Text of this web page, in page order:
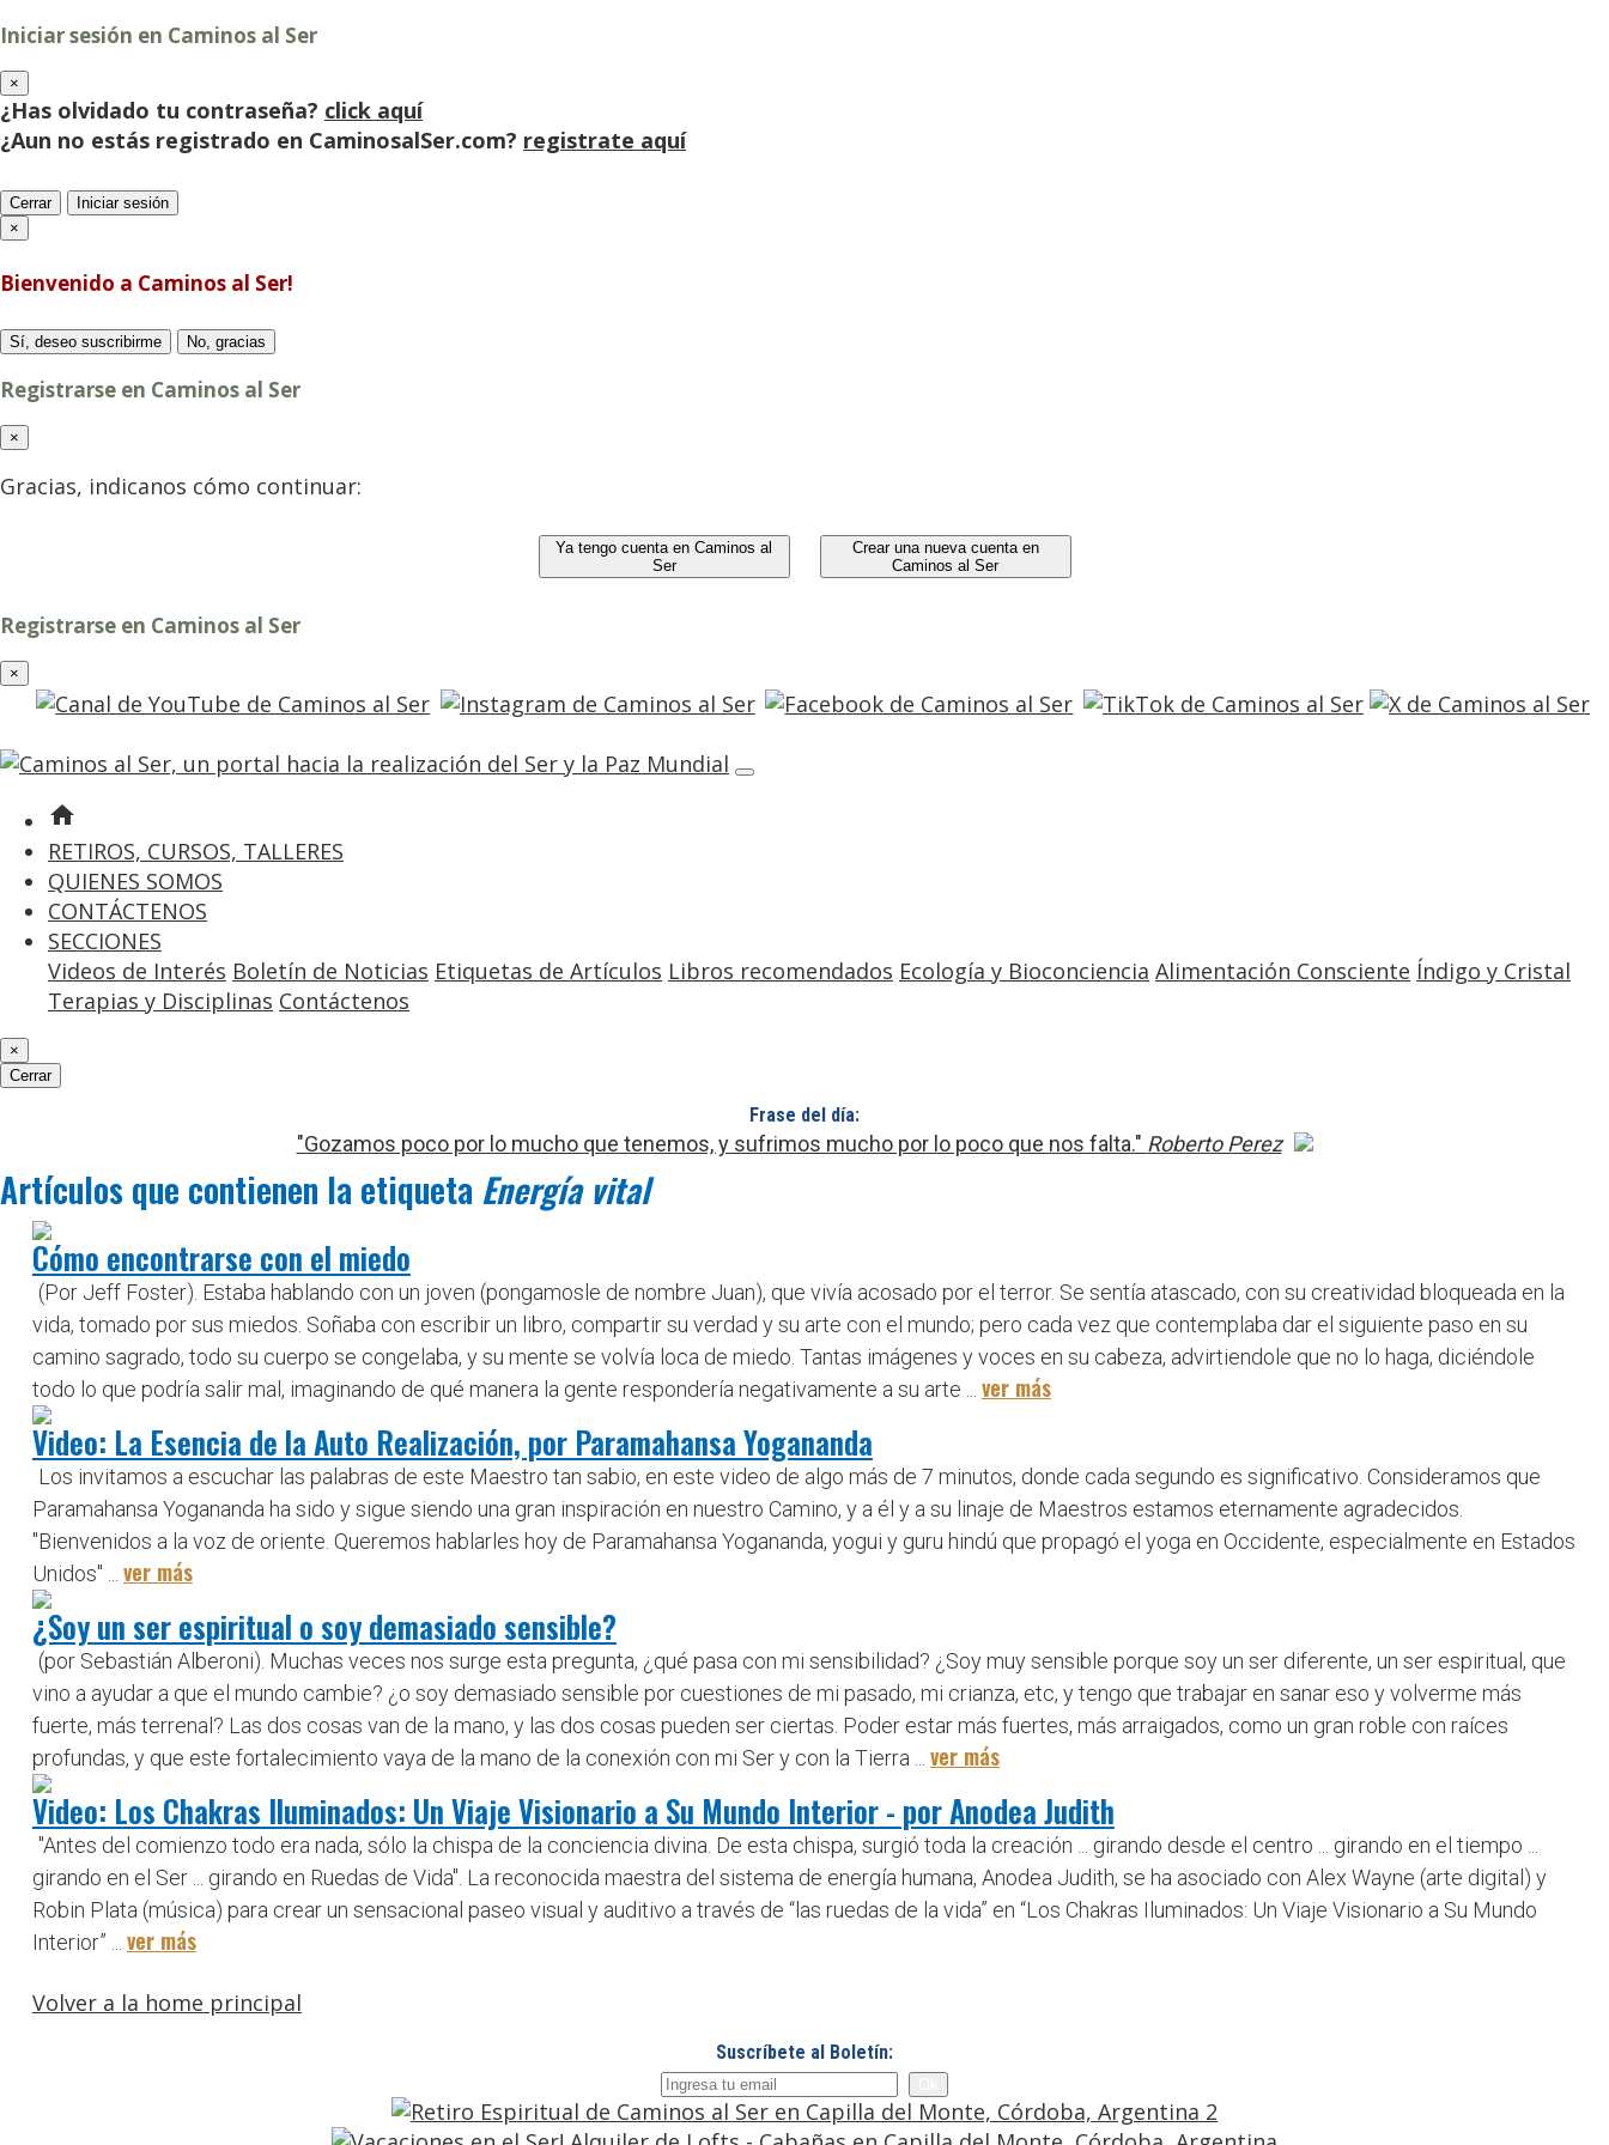
Iniciar sesión en Caminos al Ser
×
¿Has olvidado tu contraseña? click aquí
¿Aun no estás registrado en CaminosalSer.com? registrate aquí
Cerrar
Iniciar sesión
×
Bienvenido a Caminos al Ser!
Sí, deseo suscribirme No, gracias
Registrarse en Caminos al Ser
×
Gracias, indicanos cómo continuar:
Ya tengo cuenta en Caminos al
Ser
Crear una nueva cuenta en
Caminos al Ser
Registrarse en Caminos al Ser
×
home
RETIROS, CURSOS, TALLERES
QUIENES SOMOS
CONTÁCTENOS
SECCIONES
Videos de Interés Boletín de Noticias Etiquetas de Artículos Libros recomendados Ecología y Bioconciencia Alimentación Consciente Índigo y Cristal
Terapias y Disciplinas Contáctenos
×
Cerrar
Frase del día:
"Gozamos poco por lo mucho que tenemos, y sufrimos mucho por lo poco que nos falta." Roberto Perez
Artículos que contienen la etiquetaEnergía vital
Cómo encontrarse con el miedo
(Por Jeff Foster). Estaba hablando con un joven (pongamosle de nombre Juan), que vivía acosado por el terror. Se sentía atascado, con su creatividad bloqueada en la
vida, tomado por sus miedos. Soñaba con escribir un libro, compartir su verdad y su arte con el mundo; pero cada vez que contemplaba dar el siguiente paso en su
camino sagrado, todo su cuerpo se congelaba, y su mente se volvía loca de miedo. Tantas imágenes y voces en su cabeza, advirtiendole que no lo haga, diciéndole
todo lo que podría salir mal, imaginando de qué manera la gente respondería negativamente a su arte ... ver más
Video: La Esencia de la Auto Realización, por Paramahansa Yogananda
Los invitamos a escuchar las palabras de este Maestro tan sabio, en este video de algo más de 7 minutos, donde cada segundo es significativo. Consideramos que
Paramahansa Yogananda ha sido y sigue siendo una gran inspiración en nuestro Camino, y a él y a su linaje de Maestros estamos eternamente agradecidos.
"Bienvenidos a la voz de oriente. Queremos hablarles hoy de Paramahansa Yogananda, yogui y guru hindú que propagó el yoga en Occidente, especialmente en Estados
Unidos" ... ver más
¿Soy un ser espiritual o soy demasiado sensible?
(por Sebastián Alberoni). Muchas veces nos surge esta pregunta, ¿qué pasa con mi sensibilidad? ¿Soy muy sensible porque soy un ser diferente, un ser espiritual, que
vino a ayudar a que el mundo cambie? ¿o soy demasiado sensible por cuestiones de mi pasado, mi crianza, etc, y tengo que trabajar en sanar eso y volverme más
fuerte, más terrenal? Las dos cosas van de la mano, y las dos cosas pueden ser ciertas. Poder estar más fuertes, más arraigados, como un gran roble con raíces
profundas, y que este fortalecimiento vaya de la mano de la conexión con mi Ser y con la Tierra ... ver más
Video: Los Chakras Iluminados: Un Viaje Visionario a Su Mundo Interior - por Anodea Judith
"Antes del comienzo todo era nada, sólo la chispa de la conciencia divina. De esta chispa, surgió toda la creación ... girando desde el centro ... girando en el tiempo ...
girando en el Ser ... girando en Ruedas de Vida". La reconocida maestra del sistema de energía humana, Anodea Judith, se ha asociado con Alex Wayne (arte digital) y
Robin Plata (música) para crear un sensacional paseo visual y auditivo a través de “las ruedas de la vida” en “Los Chakras Iluminados: Un Viaje Visionario a Su Mundo
Interior” ... ver más
Volver a la home principal
Suscríbete al Boletín: